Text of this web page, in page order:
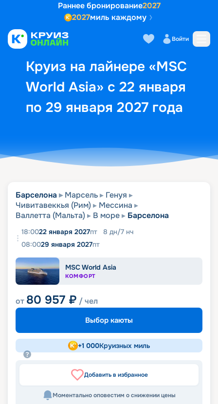
Раннее бронирование2027
2027миль каждому
Войти
Круиз на лайнере «MSC
World Asia» с 22 января
по 29 января 2027 года
Выбор кают Маршрут и
Барселона Марсель
Генуя
Чивитавеккья (Рим)
Мессина
Валлетта (Мальта)
В море Барселона
18:0022 января 2027пт 8 дн/7 нч
08:0029 января 2027пт
MSC World Asia
КОМФОРТ
от 80 957 ₽ / чел
Выбор каюты
+1 000Круизных миль
Добавить в избранное
Моментально оповестим о снижении цены